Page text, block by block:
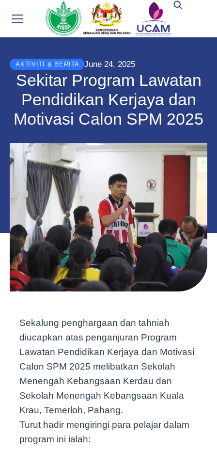
AKTIVITI & BERITA June 24, 2025
Sekitar Program Lawatan
Pendidikan Kerjaya dan
Motivasi Calon SPM 2025
Sekalung penghargaan dan tahniah
diucapkan atas penganjuran Program
Lawatan Pendidikan Kerjaya dan Motivasi
Calon SPM 2025 melibatkan Sekolah
Menengah Kebangsaan Kerdau dan
Sekolah Menengah Kebangsaan Kuala
Krau, Temerloh, Pahang.
Turut hadir mengiringi para pelajar dalam
program ini ialah: